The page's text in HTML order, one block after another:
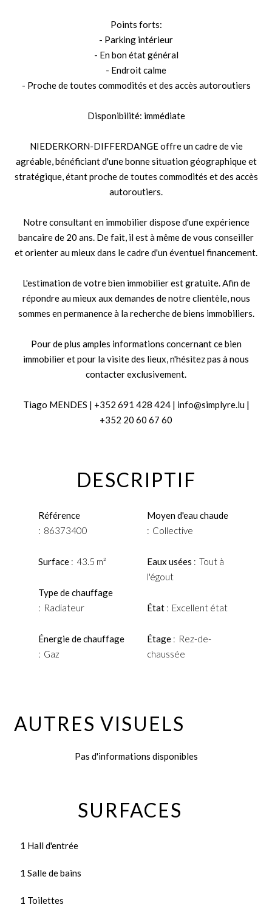
Points forts:
- Parking intérieur
- En bon état général
- Endroit calme
- Proche de toutes commodités et des accès autoroutiers
Disponibilité: immédiate
NIEDERKORN-DIFFERDANGE offre un cadre de vie
agréable, bénéficiant d'une bonne situation géographique et
stratégique, étant proche de toutes commodités et des accès
autoroutiers.
Notre consultant en immobilier dispose d'une expérience
bancaire de 20 ans. De fait, il est à même de vous conseiller
et orienter au mieux dans le cadre d'un éventuel financement.
L'estimation de votre bien immobilier est gratuite. Afin de
répondre au mieux aux demandes de notre clientèle, nous
sommes en permanence à la recherche de biens immobiliers.
Pour de plus amples informations concernant ce bien
immobilier et pour la visite des lieux, n'hésitez pas à nous
contacter exclusivement.
Tiago MENDES | +352 691 428 424 | info@simplyre.lu |
+352 20 60 67 60
DESCRIPTIF
Référence
86373400
Surface 43.5 m²
Type de chauffage
Radiateur
Énergie de chauffage
Gaz
Moyen d'eau chaude
Collective
Eaux usées
Tout à
l'égout
État Excellent état
Étage
Rez-de-
chaussée
AUTRES VISUELS
Pas d'informations disponibles
SURFACES
1 Hall d'entrée
1 Salle de bains
1 Toilettes